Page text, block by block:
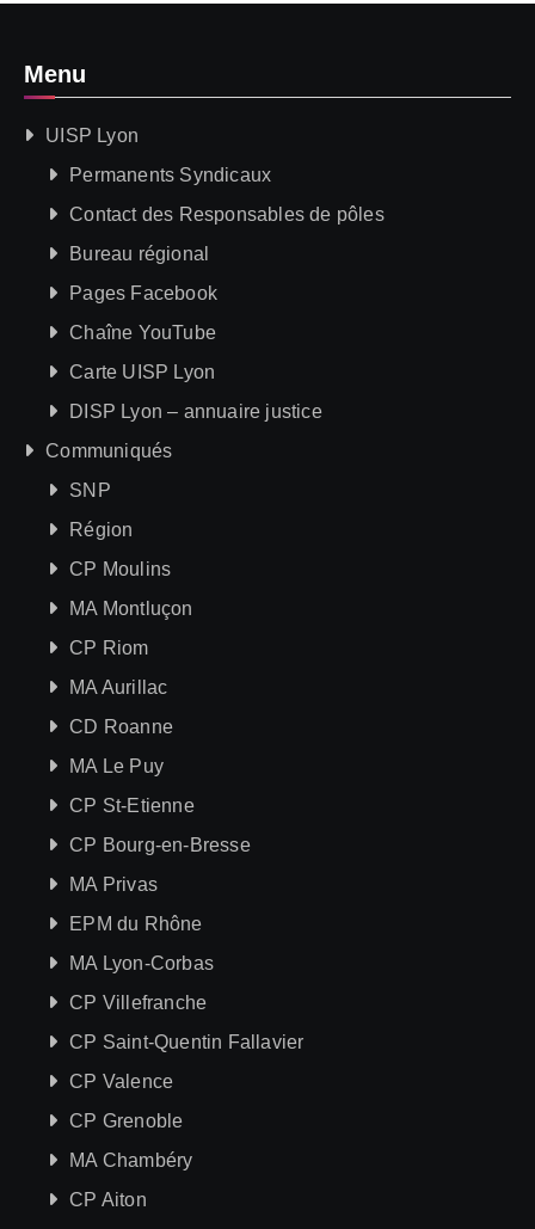
Menu
UISP Lyon
Permanents Syndicaux
Contact des Responsables de pôles
Bureau régional
Pages Facebook
Chaîne YouTube
Carte UISP Lyon
DISP Lyon – annuaire justice
Communiqués
SNP
Région
CP Moulins
MA Montluçon
CP Riom
MA Aurillac
CD Roanne
MA Le Puy
CP St-Etienne
CP Bourg-en-Bresse
MA Privas
EPM du Rhône
MA Lyon-Corbas
CP Villefranche
CP Saint-Quentin Fallavier
CP Valence
CP Grenoble
MA Chambéry
CP Aiton